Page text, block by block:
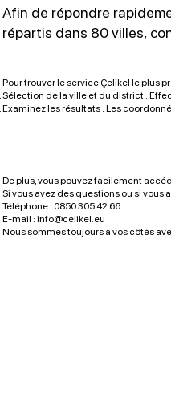
Afin de répondre
répartis dans 80 villes,
Pour trouver le service Çelikel le plus
Sélection de la ville et du district :
Examinez les résultats : Les
De plus, vous pouvez facilement
Si vous avez des questions ou si vous
Téléphone : 0850 305 42 66
E-mail : info@celikel.eu
Nous sommes toujours à vos côtés